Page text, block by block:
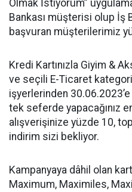
Olmak İstiyorum”
Bankası müşterisi olup İş
başvuran müşterilerimiz
Kredi Kartınızla Giyim &
ve seçili E-Ticaret
işyerlerinden
tek seferde yapacağınız
alışverişinize yüzde 10,
indirim sizi bekliyor.
Kampanyaya dâhil olan
Maximum, Maximiles,